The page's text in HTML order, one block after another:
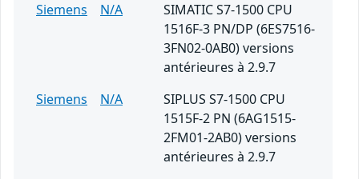
Siemens
N/A
SIMATIC S7-1500 CPU
1516F-3 PN/DP (6ES7516-
3FN02-0AB0) versions
antérieures à 2.9.7
Siemens
N/A
SIPLUS S7-1500 CPU
1515F-2 PN (6AG1515-
2FM01-2AB0) versions
antérieures à 2.9.7